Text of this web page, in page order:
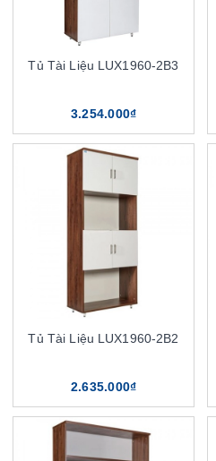
Tủ Tài Liệu LUX1960-2B3
3.254.000₫
Tủ Tài Liệu LUX1960-2B2
2.635.000₫